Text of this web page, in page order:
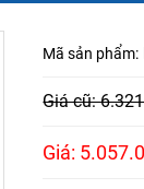
Mã sản phẩm:
Giá cũ:
Giá: